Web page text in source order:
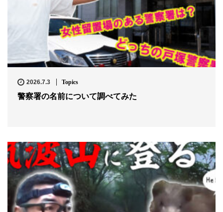
2026.7.3 Topics
警察署の名前について調べてみた